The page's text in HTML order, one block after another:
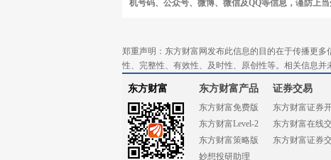
机号码、公众号、微博、微信及QQ等信息，谨防上当
郑重声明：东方财富网发布此信息的目的在于传播更
性、完整性、有效性、及时性、原创性等。相关信息并
东方财富 东方财富产品
东方财富免费版
东方财富Level-2
东方财富策略版
妙想投研助理
证券交易
东方财富证券
东方财富在线
东方财富证券